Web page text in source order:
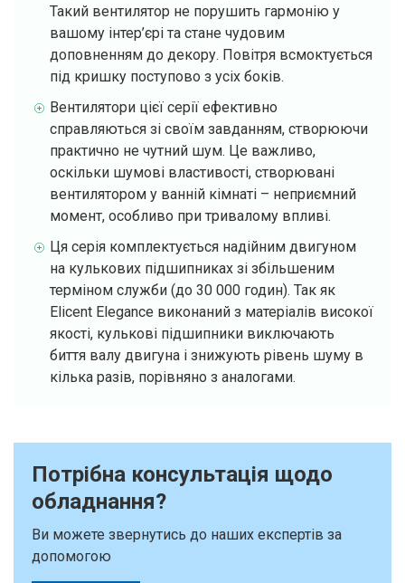
Такий вентилятор не порушить гармонію у
вашому інтер’єрі та стане чудовим
доповненням до декору. Повітря всмоктується
під кришку поступово з усіх боків.
Вентилятори цієї серії ефективно
справляються зі своїм завданням, створюючи
практично не чутний шум. Це важливо,
оскільки шумові властивості, створювані
вентилятором у ванній кімнаті – неприємний
момент, особливо при тривалому впливі.
Ця серія комплектується надійним двигуном
на кулькових підшипниках зі збільшеним
терміном служби (до 30 000 годин). Так як
Elicent Elegance виконаний з матеріалів високої
якості, кулькові підшипники виключають
биття валу двигуна і знижують рівень шуму в
кілька разів, порівняно з аналогами.
Потрібна консультація щодо
обладнання?
Ви можете звернутись до наших експертів за
допомогою